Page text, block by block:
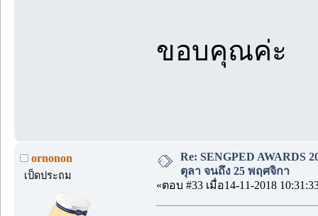
ขอบคุณค่ะ
ornonon
เป็ดประถม
Re: SENGPED AWARDS
ตุลา จนถึง 25 พฤศจิกา
«ตอบ #33 เมื่อ14-11-2018